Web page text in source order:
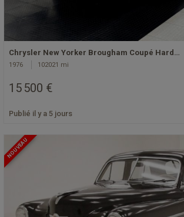
Chrysler New Yorker Brougham Coupé Hard…
1976 102021 mi
15 500 €
Publié il y a 5 jours
NOUVEAU